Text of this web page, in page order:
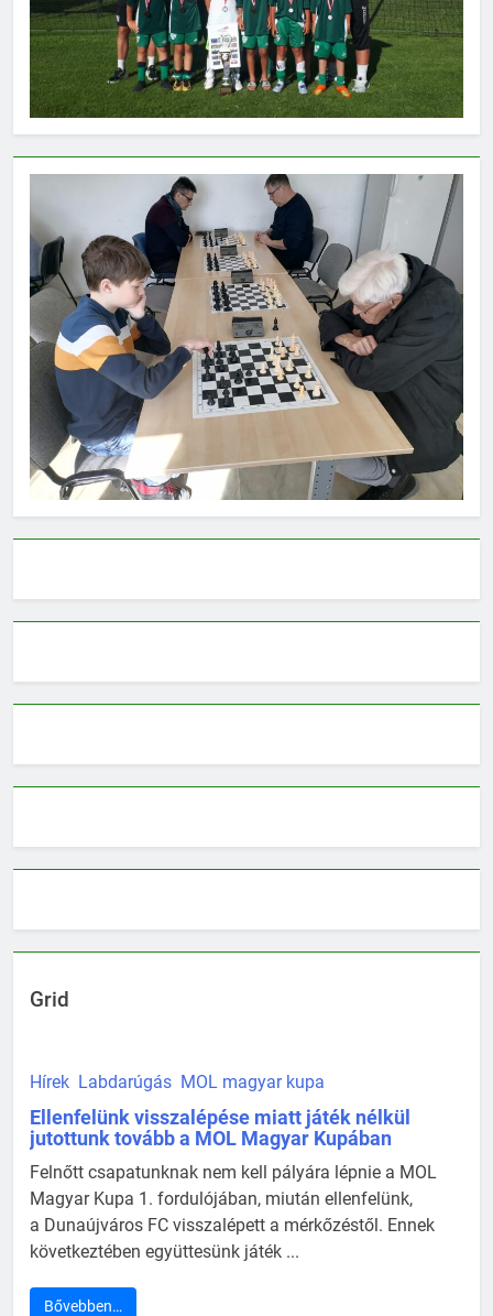
Grid
Hírek Labdarúgás MOL magyar kupa
Ellenfelünk visszalépése miatt játék nélkül
jutottunk tovább a MOL Magyar Kupában
Felnőtt csapatunknak nem kell pályára lépnie a MOL
Magyar Kupa 1. fordulójában, miután ellenfelünk,
a Dunaújváros FC visszalépett a mérkőzéstől. Ennek
következtében együttesünk játék ...
Bővebben…